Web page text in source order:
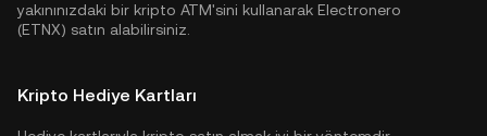
yakınınızdaki bir kripto ATM'sini kullanarak Electronero
(ETNX) satın alabilirsiniz.
Kripto Hediye Kartları